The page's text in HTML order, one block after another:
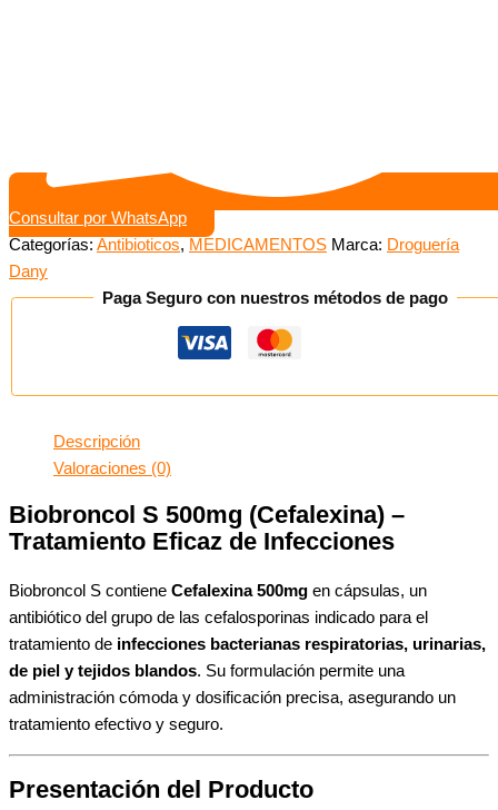
Consultar por WhatsApp
Categorías: Antibioticos, MEDICAMENTOS Marca: Droguería
Dany
Paga Seguro con nuestros métodos de pago
Descripción
Valoraciones (0)
Biobroncol S 500mg (Cefalexina) –
Tratamiento Eficaz de Infecciones
Biobroncol S contiene Cefalexina 500mg en cápsulas, un
antibiótico del grupo de las cefalosporinas indicado para el
tratamiento de infecciones bacterianas respiratorias, urinarias,
de piel y tejidos blandos. Su formulación permite una
administración cómoda y dosificación precisa, asegurando un
tratamiento efectivo y seguro.
Presentación del Producto